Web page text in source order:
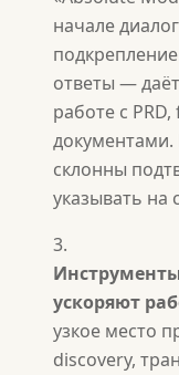
начале
ответы —
работе с
документами.
склонны
указывать на
ускоряют
узкое место
discovery,